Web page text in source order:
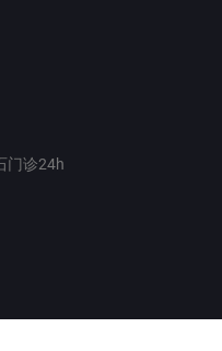
门诊24h